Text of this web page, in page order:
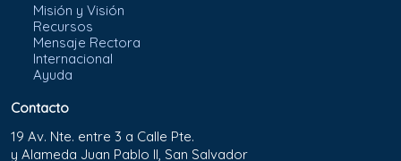
Misión y Visión
Recursos
Mensaje Rectora
Internacional
Ayuda
Contacto
19 Av. Nte. entre 3 a Calle Pte.
y Alameda Juan Pablo II, San Salvador